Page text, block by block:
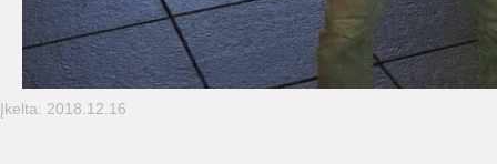
Įkelta: 2018.12.16